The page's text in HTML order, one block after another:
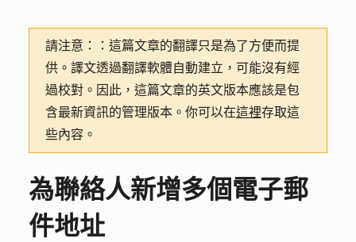
請注意：
：這篇文章的翻譯只是為了方便而提
供。譯文透過翻譯軟體自動建立，可能沒有經
過校對。因此，這篇文章的英文版本應該是包
含最新資訊的管理版本。你可以在這裡存取這
些內容。
為聯絡人新增多個電子郵
件地址